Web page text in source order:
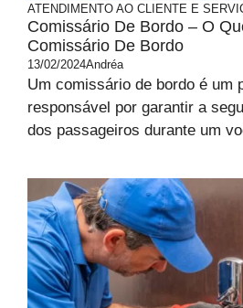
ATENDIMENTO AO CLIENTE E
Comissário De Bordo – O
Comissário De Bordo
13/02/2024Andréa
Um comissário de bordo é um
responsável por garantir a
dos passageiros durante um